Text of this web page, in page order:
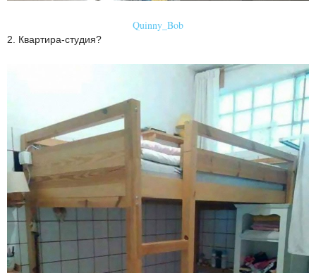
Quinny_Bob
2. Квартира-студия?